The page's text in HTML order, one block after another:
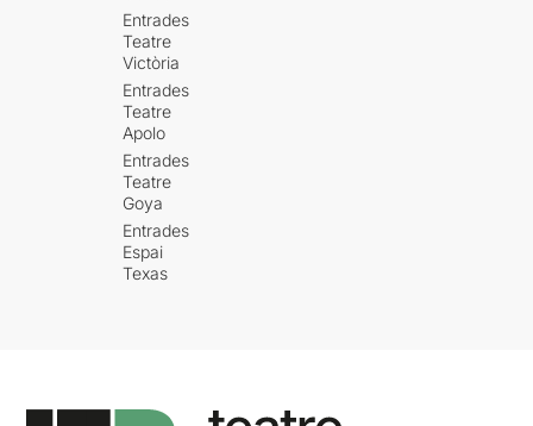
Entrades
Teatre
Victòria
Entrades
Teatre
Apolo
Entrades
Teatre
Goya
Entrades
Espai
Texas